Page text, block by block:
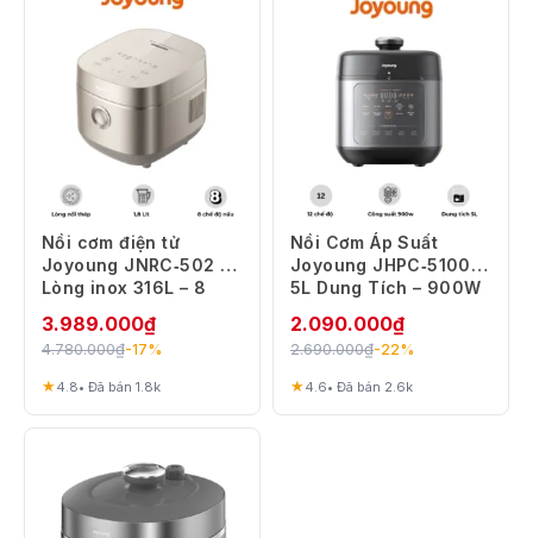
Nồi cơm điện tử
Joyoung JNRC‑502 –
Lòng inox 316L – 8
minh
3.989.000₫
4.780.000₫-17%
★4.8• Đã bán 1.8k
Nồi Cơm Áp Suất
Joyoung JHPC‑5100 –
5L Dung Tích – 900W
Chương Trình Nấu
2.090.000₫
2.690.000₫-22%
★4.6• Đã bán 2.6k